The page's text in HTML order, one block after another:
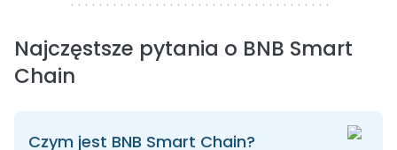
Najczęstsze pytania o BNB Smart
Chain
Czym jest BNB Smart Chain?